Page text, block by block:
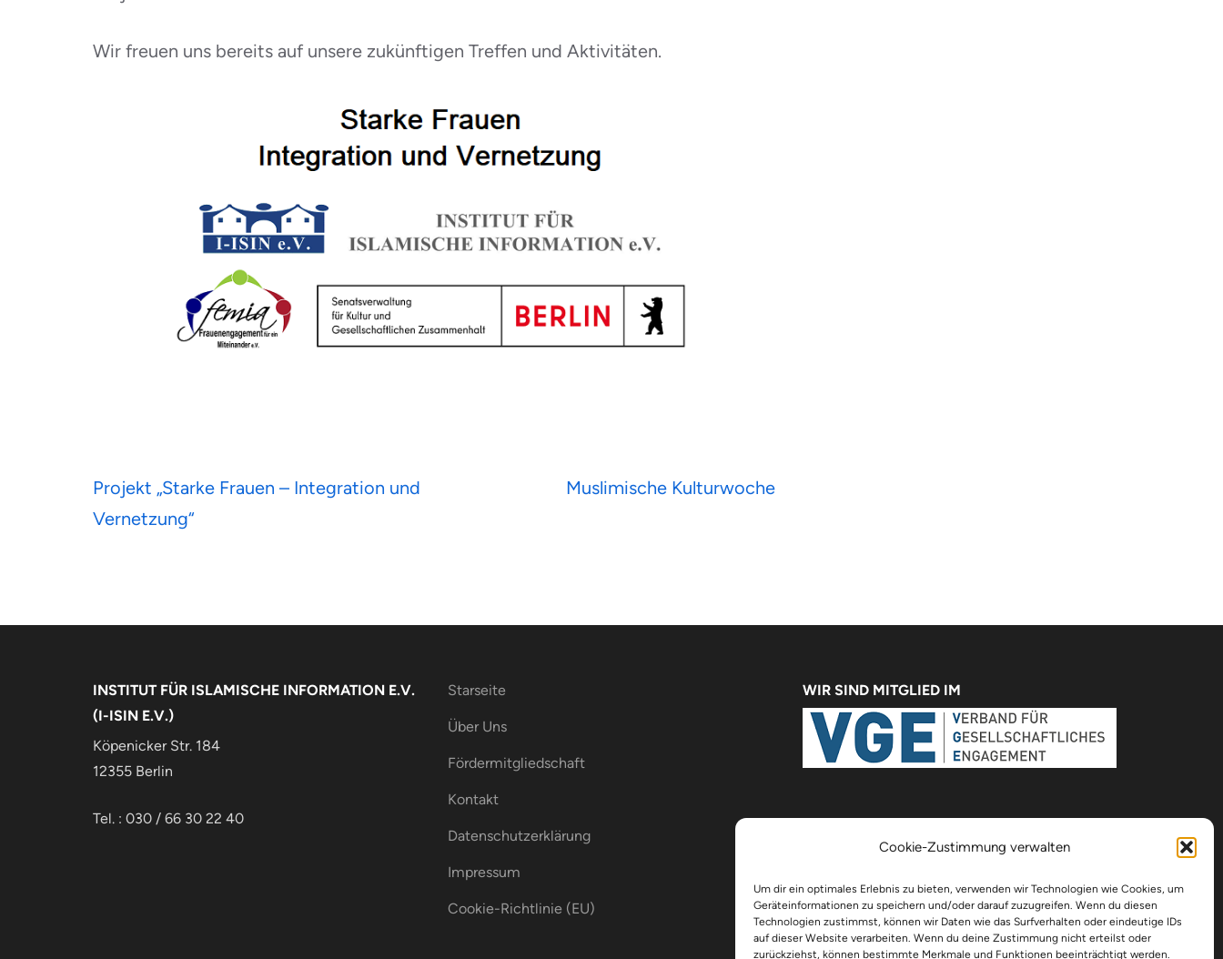
Cookie-Zustimmung verwalten
Um dir ein optimales Erlebnis zu bieten, verwenden wir Technologien wie Cookies, um
Geräteinformationen zu speichern und/oder darauf zuzugreifen. Wenn du diesen
Technologien zustimmst, können wir Daten wie das Surfverhalten oder eindeutige IDs
auf dieser Website verarbeiten. Wenn du deine Zustimmung nicht erteilst oder
zurückziehst, können bestimmte Merkmale und Funktionen beeinträchtigt werden.
Wir freuen uns bereits auf unsere zukünftigen Treffen und Aktivitäten.
Beitragsnavigation
Projekt „Starke Frauen – Integration und
Vernetzung“
Muslimische Kulturwoche
INSTITUT FÜR ISLAMISCHE INFORMATION E.V.
(I-ISIN E.V.)
Köpenicker Str. 184
12355 Berlin
Tel. : 030 / 66 30 22 40
Starseite
Über Uns
Fördermitgliedschaft
Kontakt
Datenschutzerklärung
Impressum
Cookie-Richtlinie (EU)
WIR SIND MITGLIED IM